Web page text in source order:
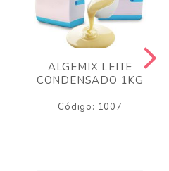
ALGEMIX LEITE
CONDENSADO 1KG
Código: 1007